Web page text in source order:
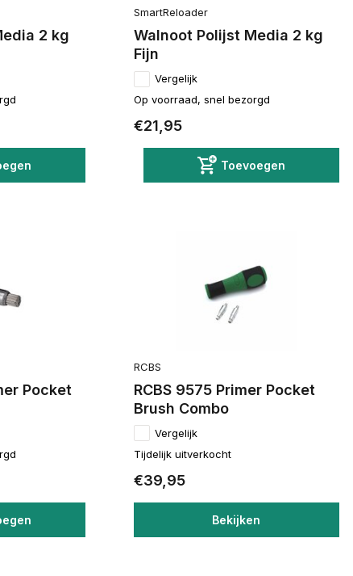
2 kg
SmartReloader
Walnoot Polijst Media 2 kg
Fijn
Vergelijk
Op voorraad, snel bezorgd
€21,95
Toevoegen
Pocket
RCBS
RCBS 9575 Primer Pocket
Brush Combo
Vergelijk
Tijdelijk uitverkocht
€39,95
Bekijken